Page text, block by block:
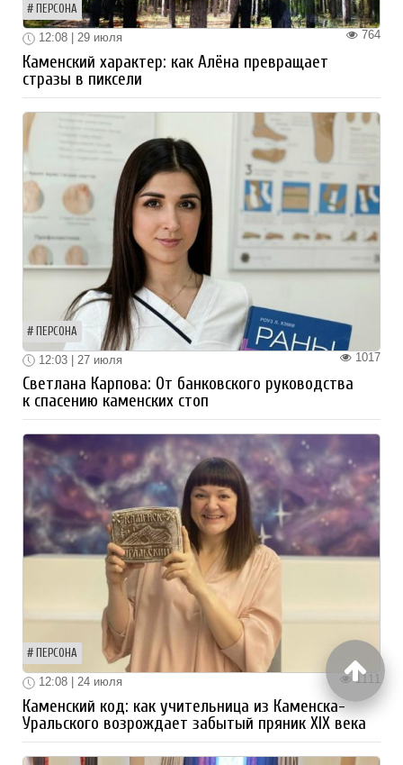
ПЕРСОНА
764
12:08 | 29 июля
Каменский характер: как Алёна превращает
стразы в пиксели
ПЕРСОНА
1017
12:03 | 27 июля
Светлана Карпова: От банковского руководства
к спасению каменских стоп
ПЕРСОНА
1111
12:08 | 24 июля
Каменский код: как учительница из Каменска-
Уральского возрождает забытый пряник XIX века